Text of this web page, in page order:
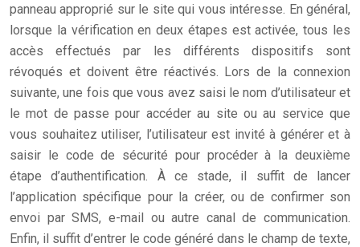
panneau approprié sur le site qui vous intéresse. En général,
lorsque la vérification en deux étapes est activée, tous les
accès effectués par les différents dispositifs sont
révoqués et doivent être réactivés. Lors de la connexion
suivante, une fois que vous avez saisi le nom d’utilisateur et
le mot de passe pour accéder au site ou au service que
vous souhaitez utiliser, l’utilisateur est invité à générer et à
saisir le code de sécurité pour procéder à la deuxième
étape d’authentification. À ce stade, il suffit de lancer
l’application spécifique pour la créer, ou de confirmer son
envoi par SMS, e-mail ou autre canal de communication.
Enfin, il suffit d’entrer le code généré dans le champ de texte,